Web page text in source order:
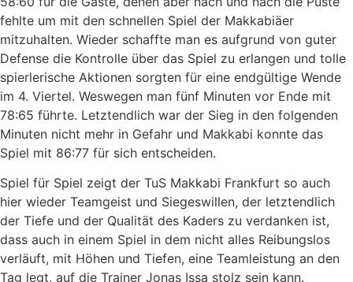
fehlte um mit den schnellen Spiel der Makkabiäer
mitzuhalten. Wieder schaffte man es aufgrund von guter
Defense die Kontrolle über das Spiel zu erlangen und tolle
spierlerische Aktionen sorgten für eine endgültige Wende
im 4. Viertel. Weswegen man fünf Minuten vor Ende mit
78:65 führte. Letztendlich war der Sieg in den folgenden
Minuten nicht mehr in Gefahr und Makkabi konnte das
Spiel mit 86:77 für sich entscheiden.
Spiel für Spiel zeigt der TuS Makkabi Frankfurt so auch
hier wieder Teamgeist und Siegeswillen, der letztendlich
der Tiefe und der Qualität des Kaders zu verdanken ist,
dass auch in einem Spiel in dem nicht alles Reibungslos
verläuft, mit Höhen und Tiefen, eine Teamleistung an den
Tag legt, auf die Trainer Jonas Issa stolz sein kann.